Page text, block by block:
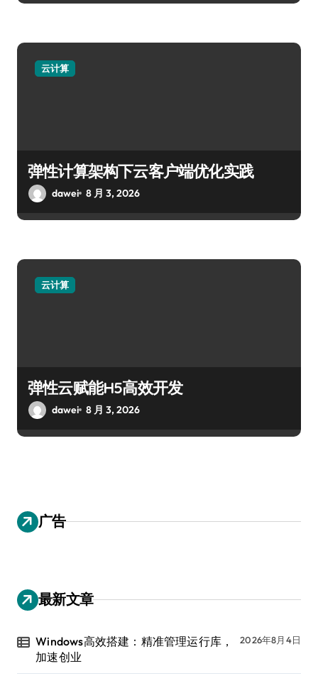
云计算
弹性计算架构下云客户端优化实践
dawei 8 月 3, 2026
云计算
弹性云赋能H5高效开发
dawei 8 月 3, 2026
广告
最新文章
Windows高效搭建：精准管理运行库，
加速创业
2026年8月4日